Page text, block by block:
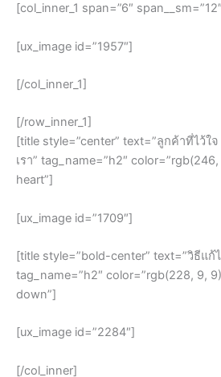
[col_inner_1 span=”6″
[ux_image id=”1957″]
[/col_inner_1]
[/row_inner_1]
[title style=”center” text=”ลูกค้าที่ไว้ใ
เรา” tag_name=”h2″
heart”]
[ux_image id=”1709″]
[title style=”bold-center” text=”วิธีแก้
tag_name=”h2″ color=”rgb(228, 9,
down”]
[ux_image id=”2284″]
[/col_inner]